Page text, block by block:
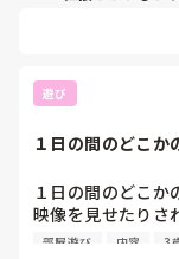
個々の施設の考
乳児院で養育を
子育て支援事業(
こともあります
と思います！
乳児院に興味を
いご縁がありま
遊び
１日の間のどこか
１日の間のどこ
映像を見せたりさ
うちの園でも3時
部屋遊び 内容 3